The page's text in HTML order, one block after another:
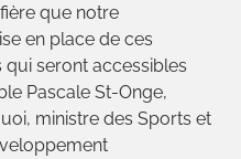
que notre
en place de ces
seront accessibles
Pascale St-Onge,
ministre des Sports et